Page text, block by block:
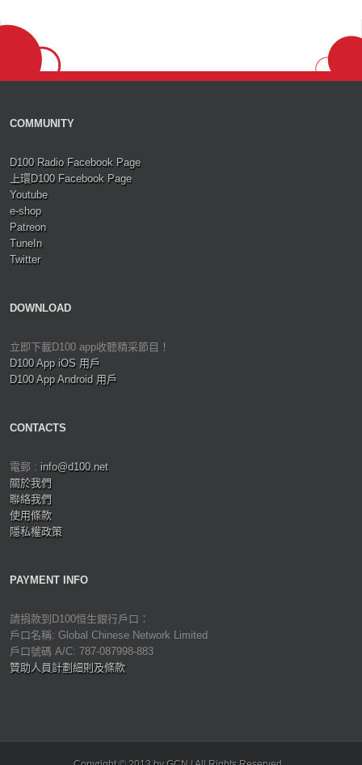
COMMUNITY
D100 Radio Facebook Page
上環D100 Facebook Page
Youtube
e-shop
Patreon
TuneIn
Twitter
DOWNLOAD
立即下載D100 app收聽精采節目！
D100 App iOS 用戶
D100 App Android 用戶
CONTACTS
電郵 : info@d100.net
關於我們
聯絡我們
使用條款
隱私權政策
PAYMENT INFO
請捐款到D100恒生銀行戶口：
戶口名稱: Global Chinese Network Limited
戶口號碼 A/C: 787-087998-883
贊助人員計劃細則及條款